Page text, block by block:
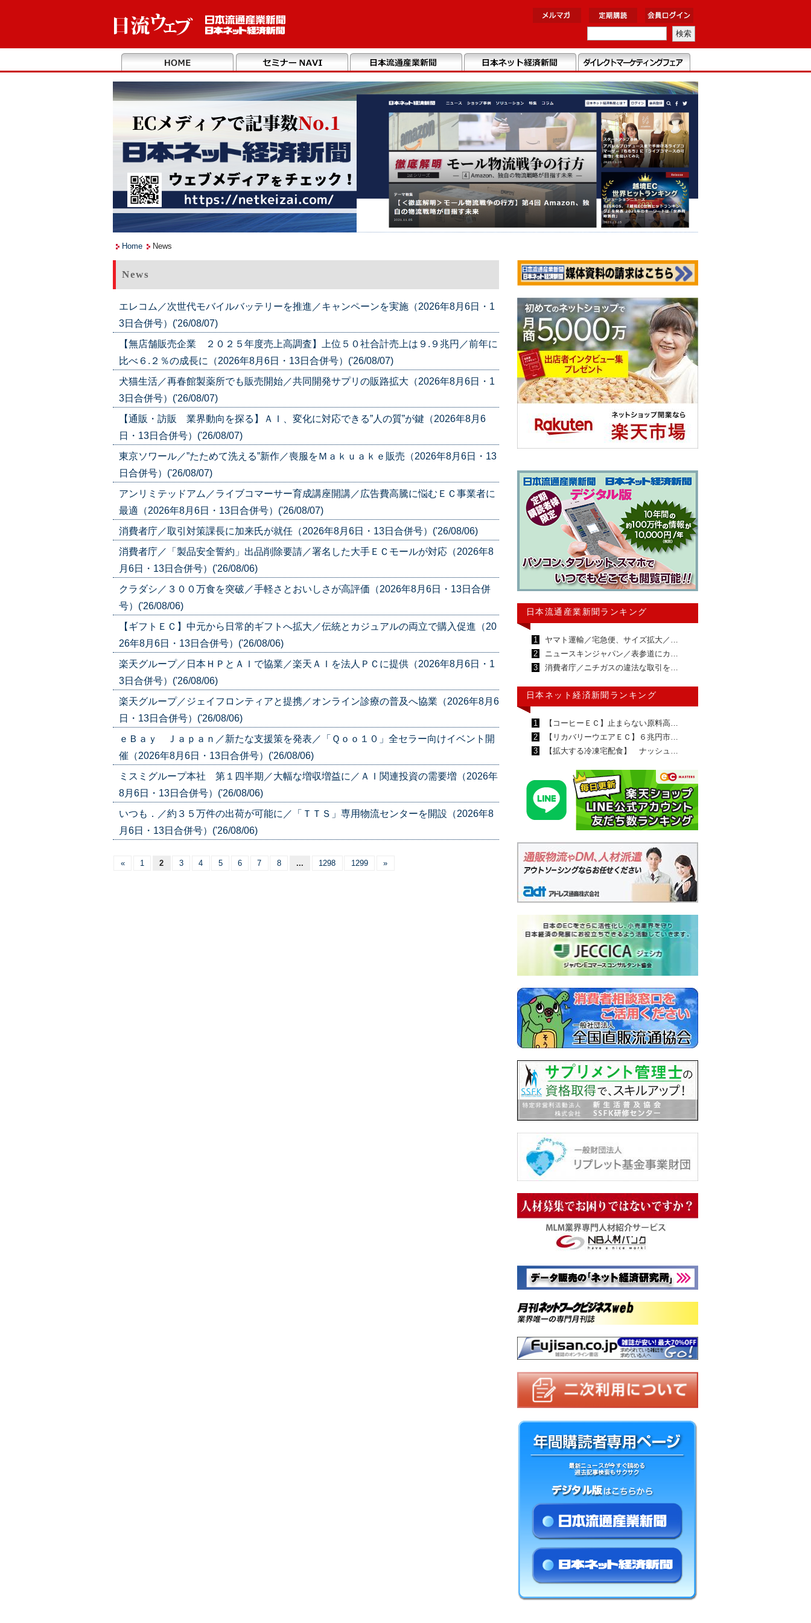
Home News
News
エレコム／次世代モバイルバッテリーを推進／キャンペーンを実施（2026年8月6日・1
3日合併号）('26/08/07)
【無店舗販売企業 ２０２５年度売上高調査】上位５０社合計売上は９.９兆円／前年に
比べ６.２％の成長に（2026年8月6日・13日合併号）('26/08/07)
犬猫生活／再春館製薬所でも販売開始／共同開発サプリの販路拡大（2026年8月6日・1
3日合併号）('26/08/07)
【通販・訪販 業界動向を探る】ＡＩ、変化に対応できる”人の質”が鍵（2026年8月6
日・13日合併号）('26/08/07)
東京ソワール／”たためて洗える”新作／喪服をＭａｋｕａｋｅ販売（2026年8月6日・13
日合併号）('26/08/07)
アンリミテッドアム／ライブコマーサー育成講座開講／広告費高騰に悩むＥＣ事業者に
最適（2026年8月6日・13日合併号）('26/08/07)
消費者庁／取引対策課長に加来氏が就任（2026年8月6日・13日合併号）('26/08/06)
消費者庁／「製品安全誓約」出品削除要請／署名した大手ＥＣモールが対応（2026年8
月6日・13日合併号）('26/08/06)
クラダシ／３００万食を突破／手軽さとおいしさが高評価（2026年8月6日・13日合併
号）('26/08/06)
【ギフトＥＣ】中元から日常的ギフトへ拡大／伝統とカジュアルの両立で購入促進（20
26年8月6日・13日合併号）('26/08/06)
楽天グループ／日本ＨＰとＡＩで協業／楽天ＡＩを法人ＰＣに提供（2026年8月6日・1
3日合併号）('26/08/06)
楽天グループ／ジェイフロンティアと提携／オンライン診療の普及へ協業（2026年8月6
日・13日合併号）('26/08/06)
ｅＢａｙ Ｊａｐａｎ／新たな支援策を発表／「Ｑｏｏ１０」全セラー向けイベント開
催（2026年8月6日・13日合併号）('26/08/06)
ミスミグループ本社 第１四半期／大幅な増収増益に／ＡＩ関連投資の需要増（2026年
8月6日・13日合併号）('26/08/06)
いつも．／約３５万件の出荷が可能に／「ＴＴＳ」専用物流センターを開設（2026年8
月6日・13日合併号）('26/08/06)
« 1 2 3 4 5 6 7 8 ... 1298 1299 »
日本流通産業新聞ランキング
1
ヤマト運輸／宅急便、サイズ拡大／…
2
ニュースキンジャパン／表参道にカ…
3
消費者庁／ニチガスの違法な取引を…
日本ネット経済新聞ランキング
1
【コーヒーＥＣ】止まらない原料高…
2
【リカバリーウエアＥＣ】６兆円市…
3
【拡大する冷凍宅配食】 ナッシュ…